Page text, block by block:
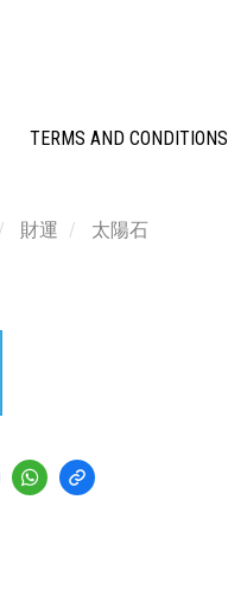
TERMS AND CONDITIONS
財運 太陽石